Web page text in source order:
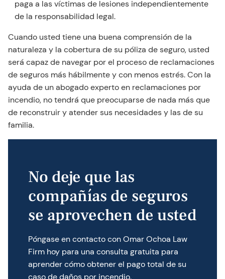
paga a las víctimas de lesiones independientemente
de la responsabilidad legal.
Cuando usted tiene una buena comprensión de la
naturaleza y la cobertura de su póliza de seguro, usted
será capaz de navegar por el proceso de reclamaciones
de seguros más hábilmente y con menos estrés. Con la
ayuda de un abogado experto en reclamaciones por
incendio, no tendrá que preocuparse de nada más que
de reconstruir y atender sus necesidades y las de su
familia.
No deje que las
compañías de seguros
se aprovechen de usted
Póngase en contacto con Omar Ochoa Law
Firm hoy para una consulta gratuita para
aprender cómo obtener el pago total de su
caso de daños por incendio.